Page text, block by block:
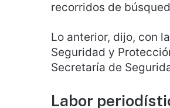
recorridos de
Lo anterior, dijo, con
Seguridad y
Secretaría de
Labor